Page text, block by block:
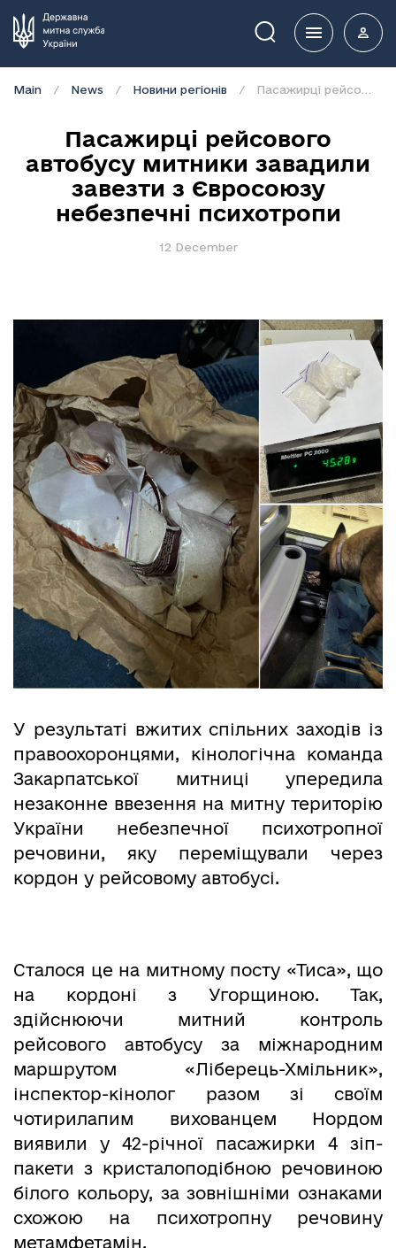
Пошук
Main News Новини регіонів
Пасажирці рейсового
автобусу митники завадили
завезти з Євросоюзу
небезпечні психотропи
12 December
У результаті вжитих спільних заходів із
правоохоронцями, кінологічна команда
Закарпатської митниці упередила
незаконне ввезення на митну територію
України небезпечної психотропної
речовини, яку переміщували через
кордон у рейсовому автобусі.
Сталося це на митному посту «Тиса», що
на кордоні з Угорщиною. Так,
здійснюючи митний контроль
рейсового автобусу за міжнародним
маршрутом «Ліберець-Хмільник»,
інспектор-кінолог разом зі своїм
чотирилапим вихованцем Нордом
виявили у 42-річної пасажирки 4 зіп-
пакети з кристалоподібною речовиною
білого кольору, за зовнішніми ознаками
схожою на психотропну речовину
метамфетамін.